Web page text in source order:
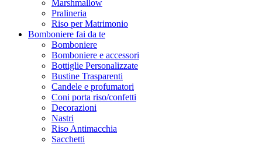
Marshmallow
Pralineria
Riso per Matrimonio
Bomboniere fai da te
Bomboniere
Bomboniere e accessori
Bottiglie Personalizzate
Bustine Trasparenti
Candele e profumatori
Coni porta riso/confetti
Decorazioni
Nastri
Riso Antimacchia
Sacchetti